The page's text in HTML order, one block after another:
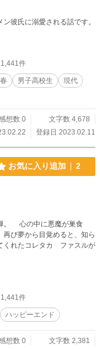
彼氏に溺愛される話です。
件
男子高校生
現代
想数 0
文字数 4,678
登録日 2023.02.11
お気に入り追加 2
食
び夢から目覚めると、知ら
くれたコレタカ ファスルが
件
ハッピーエンド
想数 0 文字数 2,381